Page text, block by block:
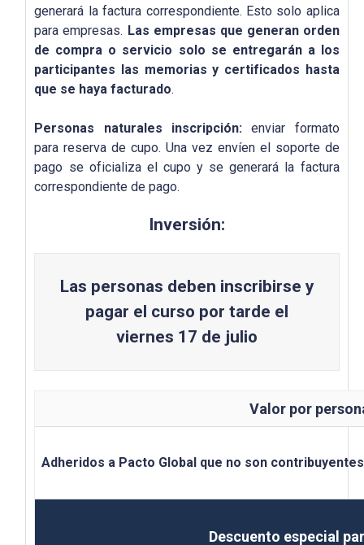
generará la factura correspondiente. Esto solo aplica
para empresas. Las empresas que generan orden
de compra o servicio solo se entregarán a los
participantes las memorias y certificados hasta
que se haya facturado.
Personas naturales inscripción:enviar formato
para reserva de cupo. Una vez envíen el soporte de
pago se oficializa el cupo y se generará la factura
correspondiente de pago.
Inversión:
Las personas deben inscribirse y
pagar el curso por tarde el
viernes 17 de julio
Valor por
Adheridos a Pacto Global que no son
Descuento especial